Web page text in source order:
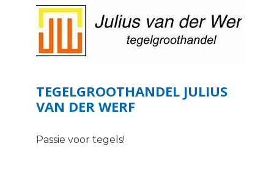
TEGELGROOTHANDEL JULIUS
VAN DER WERF
Passie voor tegels!